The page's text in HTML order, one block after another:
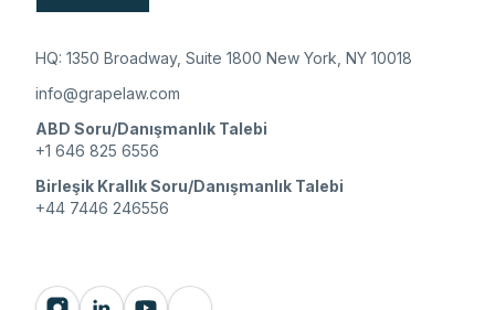
HQ: 1350 Broadway, Suite 1800 New York, NY 10018
info@grapelaw.com
ABD Soru/Danışmanlık Talebi
+1 646 825 6556
Birleşik Krallık Soru/Danışmanlık Talebi
+44 7446 246556